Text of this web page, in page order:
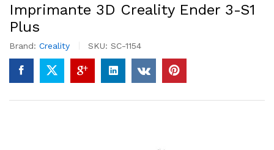
Imprimante 3D Creality Ender 3-S1
Plus
Brand: Creality SKU: SC-1154